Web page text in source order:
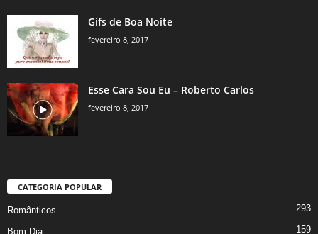
Gifs de Boa Noite
fevereiro 8, 2017
Esse Cara Sou Eu – Roberto Carlos
fevereiro 8, 2017
CATEGORIA POPULAR
Românticos 293
Bom Dia 159